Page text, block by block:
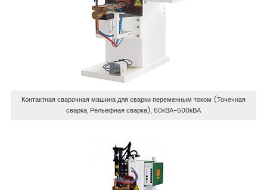
Контактная сварочная машина для сварки переменным током (Точечная
сварка, Рельефная сварка), 50кВА-500кВА